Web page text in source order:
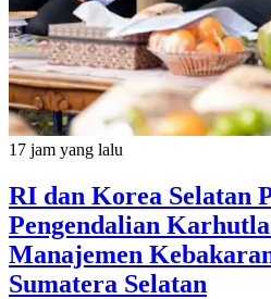
17 jam yang lalu
RI dan Korea Selatan
Pengendalian
Manajemen
Sumatera Selatan